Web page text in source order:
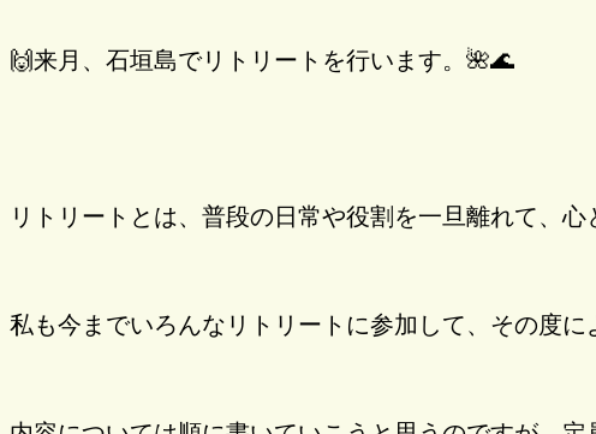
🙌来月、石垣島でリトリートを行います。🌺🌊
リトリートとは、普段の日常や役割を一旦離れて、
私も今までいろんなリトリートに参加して、その度